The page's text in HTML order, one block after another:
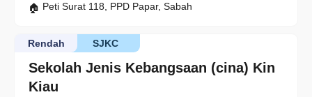
Peti Surat 118, PPD Papar, Sabah
Sekolah Jenis Kebangsaan (cina) Kin
Kiau
SJKC
Rendah